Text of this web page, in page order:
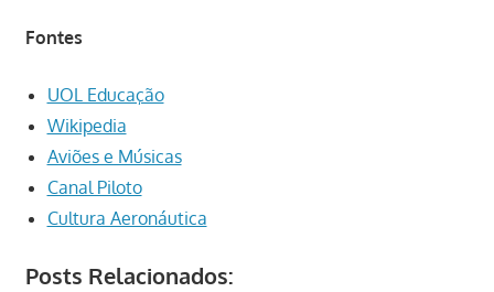
Fontes
UOL Educação
Wikipedia
Aviões e Músicas
Canal Piloto
Cultura Aeronáutica
Posts Relacionados: